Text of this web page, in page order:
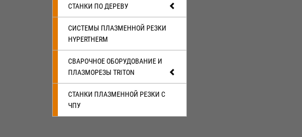
СТАНКИ ПО ДЕРЕВУ
СИСТЕМЫ ПЛАЗМЕННОЙ РЕЗКИ
HYPERTHERM
СВАРОЧНОЕ ОБОРУДОВАНИЕ И
ПЛАЗМОРЕЗЫ TRITON
СТАНКИ ПЛАЗМЕННОЙ РЕЗКИ С
ЧПУ